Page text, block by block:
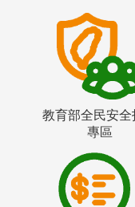
教育部全民安全
專區